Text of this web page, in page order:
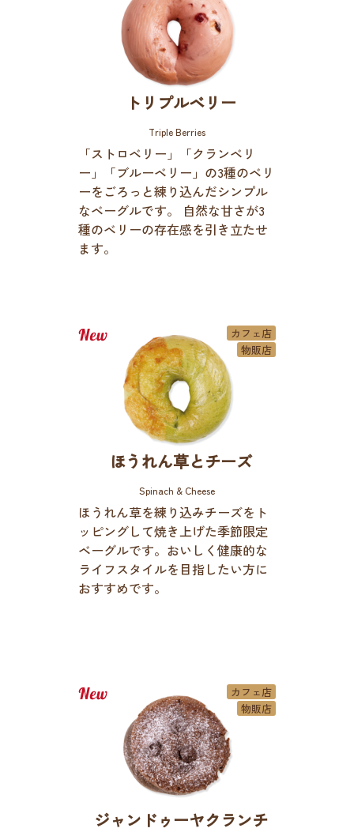
トリプルベリー
Triple Berries
「ストロベリー」「クランベリ
ー」「ブルーベリー」の3種のベリ
ーをごろっと練り込んだシンプル
なベーグルです。 自然な甘さが3
種のベリーの存在感を引き立たせ
ます。
ほうれん草とチーズ
Spinach & Cheese
ほうれん草を練り込みチーズをト
ッピングして焼き上げた季節限定
ベーグルです。おいしく健康的な
ライフスタイルを目指したい方に
おすすめです。
カフェ店
物販店
ジャンドゥーヤクランチ
カフェ店
物販店